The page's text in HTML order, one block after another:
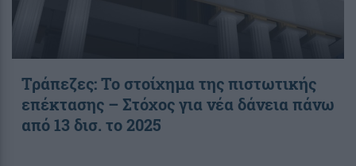
Τράπεζες: Το στοίχημα της πιστωτικής
επέκτασης – Στόχος για νέα δάνεια πάνω
από 13 δισ. το 2025